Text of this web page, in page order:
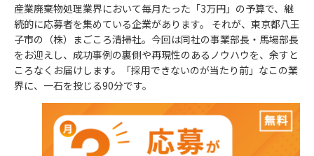
産業廃棄物処理業界において毎月たった「3万円」の予算で、継
続的に応募者を集めている企業があります。 それが、東京都八王
子市の（株）まごころ清掃社。今回は同社の事業部長・馬場部長
をお迎えし、成功事例の裏側や再現性のあるノウハウを、余すと
ころなくお届けします。「採用できないのが当たり前」なこの業
界に、一石を投じる90分です。